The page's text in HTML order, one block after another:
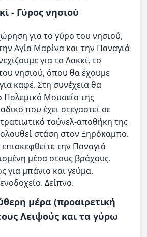
- Γύρος νησιού
για το γύρο του νησιού,
Αγία Μαρίνα και την Παναγιά
για το Λακκί, το
νησιού, όπου θα έχουμε
καφέ. Στη συνέχεια θα
Πολεμικό Μουσείο της
που έχει στεγαστεί σε
τούνελ-αποθήκη της
στάση στον Ξηρόκαμπο.
την Παναγιά
μέσα στους βράχους.
για μπάνιο και γεύμα.
Δείπνο.
μέρα (προαιρετική
Λειψούς και τα γύρω